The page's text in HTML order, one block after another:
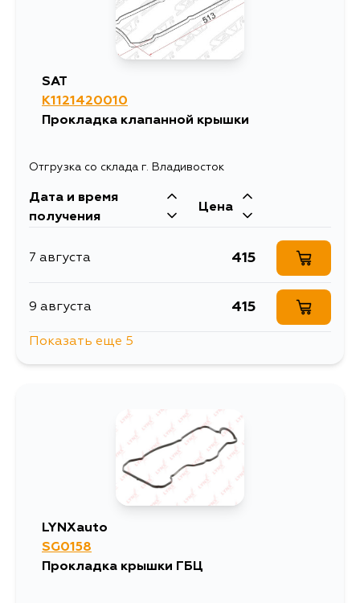
SAT
K1121420010
Прокладка клапанной крышки
Отгрузка со склада г. Владивосток
Дата и время
получения
Цена
7 августа 415
9 августа 415
415
415
18 августа
Показать еще 5
LYNXauto
SG0158
Прокладка крышки ГБЦ